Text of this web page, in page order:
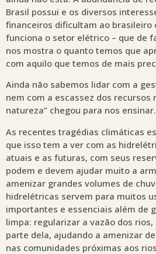
Brasil possui e os diversos
financeiros dificultam ao brasileiro
funciona o setor elétrico – que de
nos mostra o quanto temos que
com aquilo que temos de mais
Ainda não sabemos lidar com a
nem com a escassez dos recursos
natureza” chegou para nos ensinar.
As recentes tragédias climáticas
que isso tem a ver com as
atuais e as futuras, com seus
podem e devem ajudar muito a
amenizar grandes volumes de
hidrelétricas servem para muitos
importantes e essenciais além de
limpa: regularizar a vazão dos
parte dela, ajudando a amenizar
nas comunidades próximas aos